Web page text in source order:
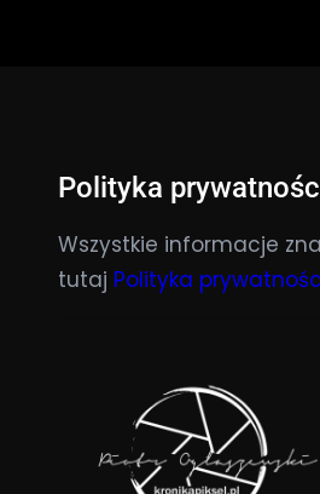
Polityka
Wszystkie informacje
tutaj Polityka